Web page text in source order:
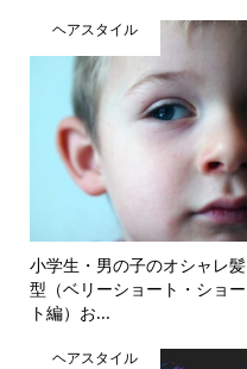
ヘアスタイル
小学生・男の子のオシャレ髪
型（ベリーショート・ショー
ト編）お...
ヘアスタイル